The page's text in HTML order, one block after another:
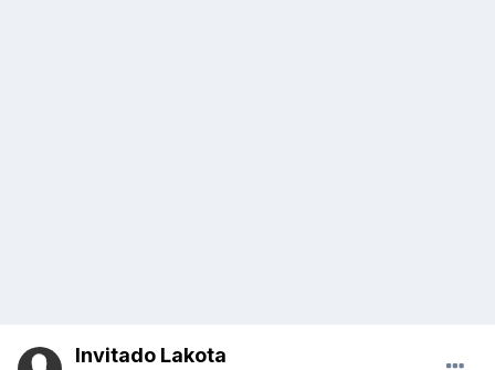
Invitado Lakota